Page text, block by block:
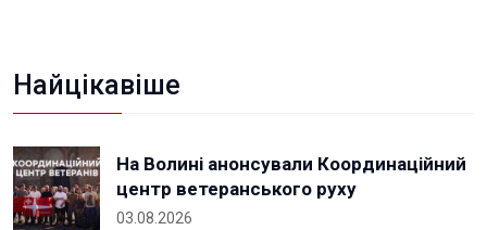
Найцікавіше
На Волині анонсували Координаційний
центр ветеранського руху
03.08.2026